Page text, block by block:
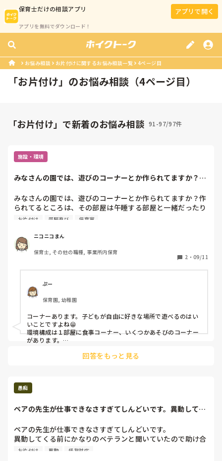
保育士だけの相談アプリ
アプリを無料でダウンロード！
アプリで開く
お悩み相談 お片付けに関するお悩み相談一覧 4ページ目
「お片付け」のお悩み相談（4ページ目）
「お片付け」で新着のお悩み相談 91-97/97件
施設・環境
みなさんの園では、遊びのコーナーとか作られてますか？作
みなさんの園では、遊びのコーナーとか作られてますか？作
られてるところは、その部屋は午睡する部屋と一緒だったり
しますか？
ず。でも必要だと思う先生が増えてきたので、コーナーを作
ろうということになってきてるのですが、今は朝出勤したら
コーナーを作って、自由遊びが終わったら片付けるという感
コーナーをきちんと作られてる園では、食事する部屋、午睡
する部屋というのはどう使われているのかなぁと思い、質問
させていただきました。
お片付け 部屋遊び 保育室
ニコニコまん
保育士, その他の職種, 事業所内保育
2 ・ 09/11
ぷー
保育園, 幼稚園
コーナーあります。子どもが自由に好きな場所で遊べるのはい
いことですよね😁
環境構成は１部屋に食事コーナー、いくつかあそびのコーナー
があります。
食事コーナーのテーブルやイスは出しっぱなし。食事の前の主
活動で、お絵かきや製作をするときに利用してます。
食事をするテーブルの数にもよりますが、多い場合はテーブル
あとは直してますね。
食事コーナー
※遊びコーナーの棚で仕切る、パーテンションで仕切る
回答をもっと見る
愚痴
ペアの先生が仕事できなさすぎてしんどいです。異動してく
ペアの先生が仕事できなさすぎてしんどいです。
異動してくる前にかなりのベテランと聞いていたので助け合
えると期待してしまっていた部分があり、よけいに落ち込ん
お片付け 異動 怪我対応